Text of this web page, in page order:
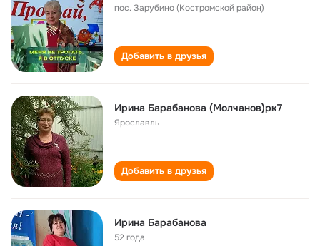
пос. Зарубино (Костромской район)
Добавить в друзья
Ирина Барабанова (Молчанов)рк7
Ярославль
Добавить в друзья
Ирина Барабанова
52 года